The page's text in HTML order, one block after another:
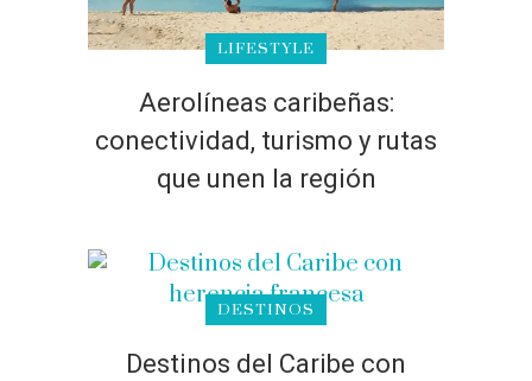
LIFESTYLE
Aerolíneas caribeñas:
conectividad, turismo y rutas
que unen la región
DESTINOS
Destinos del Caribe con